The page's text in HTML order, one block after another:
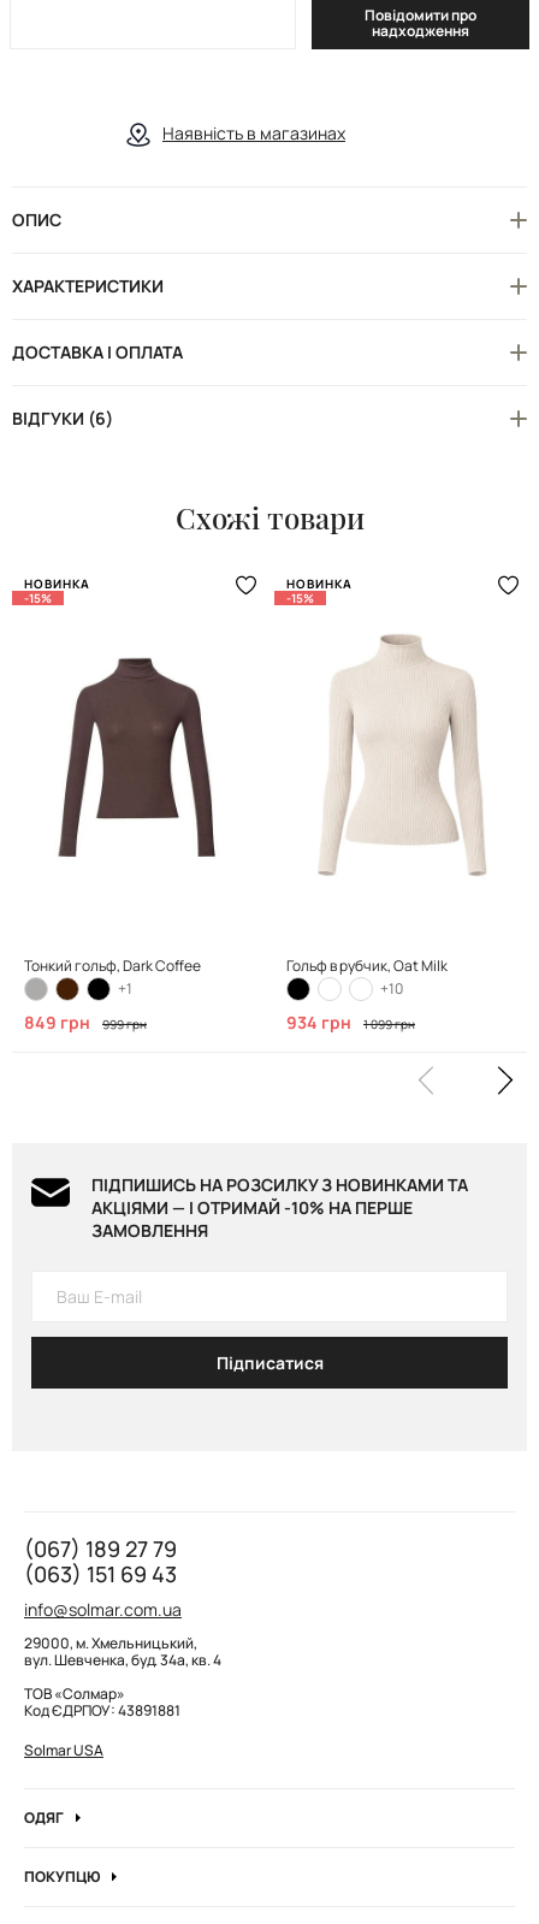
Повідомити про
надходження
Наявність в магазинах
ОПИС
ХАРАКТЕРИСТИКИ
ДОСТАВКА І ОПЛАТА
ВІДГУКИ (6)
Схожі товари
НОВИНКА
-15%
Тонкий гольф, Dark Coffee
+1
849 грн 999 грн
НОВИНКА
-15%
Гольф в рубчик, Oat Milk
+10
934 грн 1 099 грн
ПІДПИШИСЬ НА РОЗСИЛКУ З НОВИНКАМИ ТА
АКЦІЯМИ — І ОТРИМАЙ -10% НА ПЕРШЕ
ЗАМОВЛЕННЯ
Підписатися
(067) 189 27 79
(063) 151 69 43
info@solmar.com.ua
29000, м. Хмельницький,
вул. Шевченка, буд. 34а, кв. 4
ТОВ «Солмар»
Код ЄДРПОУ: 43891881
Solmar USA
ОДЯГ
Кофти та джемпера
ПОКУПЦЮ